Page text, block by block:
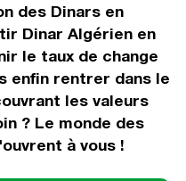
des Dinars en
Dinar Algérien en
le taux de change
enfin rentrer dans le
les valeurs
? Le monde des
à vous !